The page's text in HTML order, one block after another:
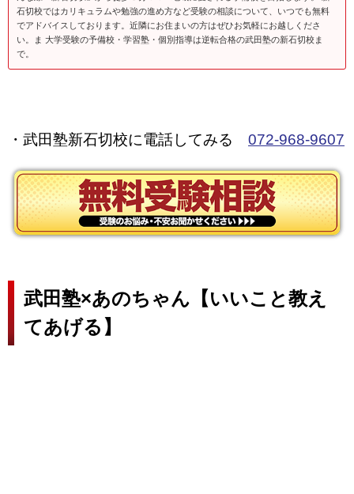
石切校ではカリキュラムや勉強の進め方など受験の相談について、いつでも無料
でアドバイスしております。近隣にお住まいの方はぜひお気軽にお越しくださ
い。ま 大学受験の予備校・学習塾・個別指導は逆転合格の武田塾の新石切校ま
で。
・武田塾新石切校に電話してみる 072-968-9607
武田塾×あのちゃん【いいこと教え
てあげる】